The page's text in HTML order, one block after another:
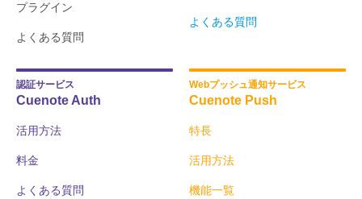
プラグイン
よくある質問
よくある質問
認証サービス
Cuenote Auth
活用方法
料金
よくある質問
Webプッシュ通知サービス
Cuenote Push
特長
活用方法
機能一覧